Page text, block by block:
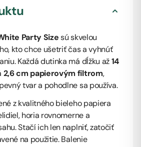
PartySizesú skvelou
kto chce ušetriť čas a vyhnúť
Každá dutinka má dĺžku až14
2,6 cm papierovým filtrom,
tvar a pohodlne sa používa.
z kvalitného bieleho papiera
horia rovnomerne a
Stačí ich len naplniť, zatočiť
na použitie. Balenie